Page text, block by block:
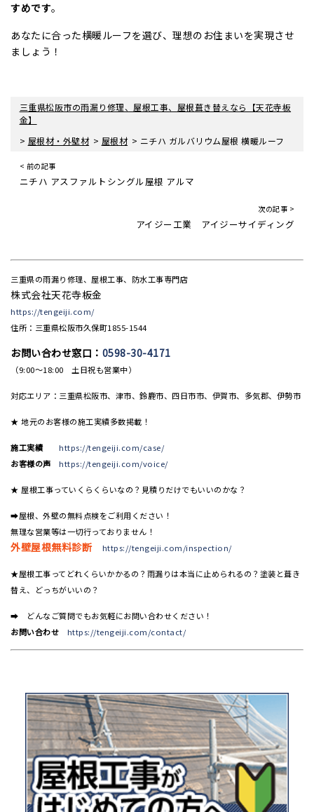
すめです。
あなたに合った横暖ルーフを選び、理想のお住まいを実現させ
ましょう！
三重県松阪市の雨漏り修理、屋根工事、屋根葺き替えなら【天花寺板
金】
> 屋根材・外壁材 > 屋根材 > ニチハ ガルバリウム屋根 横暖ルーフ
< 前の記事
ニチハ アスファルトシングル屋根 アルマ
次の記事 >
アイジー工業 アイジーサイディング
三重県の雨漏り修理、屋根工事、防水工事専門店
株式会社天花寺板金
https://tengeiji.com/
住所：三重県松阪市久保町1855-1544
お問い合わせ窓口： 0598-30-4171
（9:00〜18:00 土日祝も営業中）
対応エリア：三重県松阪市、津市、鈴鹿市、四日市市、伊賀市、多気郡、伊勢市
★ 地元のお客様の施工実績多数掲載！
施工実績
https://tengeiji.com/case/
お客様の声
https://tengeiji.com/voice/
★ 屋根工事っていくらくらいなの？見積りだけでもいいのかな？
➡屋根、外壁の無料点検をご利用ください！
無理な営業等は一切行っておりません！
外壁屋根無料診断 https://tengeiji.com/inspection/
★屋根工事ってどれくらいかかるの？雨漏りは本当に止められるの？塗装と葺き
替え、どっちがいいの？
➡ どんなご質問でもお気軽にお問い合わせください！
お問い合わせ
https://tengeiji.com/contact/